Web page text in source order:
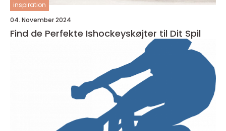
inspiration
04. November 2024
Find de Perfekte Ishockeyskøjter til Dit Spil